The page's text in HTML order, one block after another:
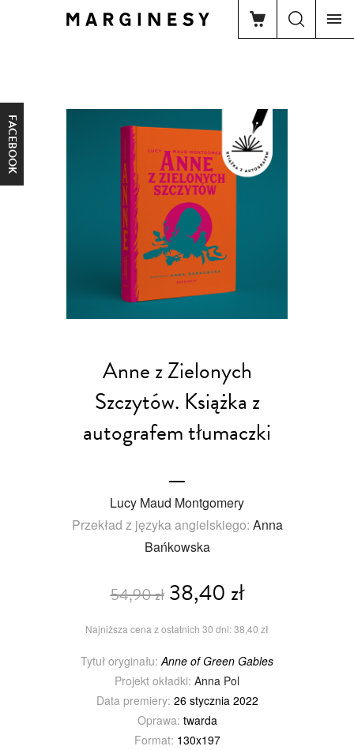
FACEBOOK
Anne z Zielonych
Szczytów. Książka z
autografem tłumaczki
Lucy Maud Montgomery
Przekład z języka angielskiego: Anna
Bańkowska
54,90 zł38,40 zł
Najniższa cena z ostatnich 30 dni: 38,40 zł
Tytuł oryginału: Anne of Green Gables
Projekt okładki: Anna Pol
Data premiery: 26 stycznia 2022
Oprawa: twarda
Format: 130x197